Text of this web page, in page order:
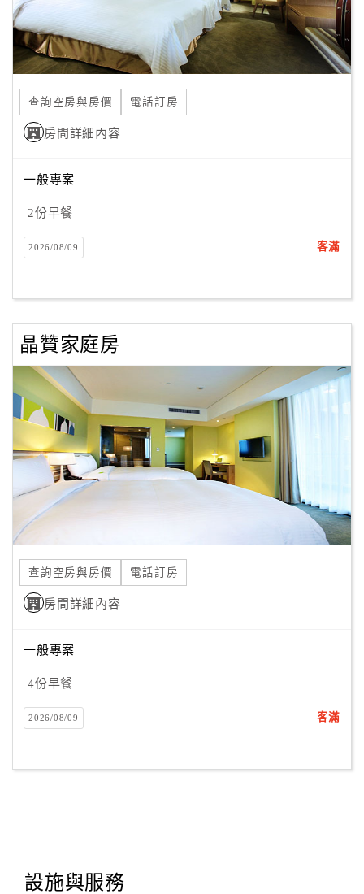
上
客
服
紅
利
查
訂
房
Q&A
旅
卡
訂
房
請
收
合
作
提
案
店
作
作
查詢空房與房價 電話訂房
房間詳細內容
一般專案
2份早餐
2026/08/09 客滿
晶贊家庭房
查詢空房與房價 電話訂房
房間詳細內容
一般專案
4份早餐
2026/08/09 客滿
設施與服務